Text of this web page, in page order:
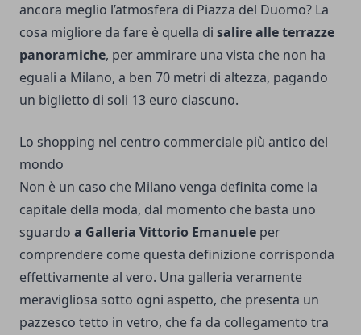
ancora meglio l’atmosfera di Piazza del Duomo? La
cosa migliore da fare è quella di salire alle terrazze
panoramiche, per ammirare una vista che non ha
eguali a Milano, a ben 70 metri di altezza, pagando
un biglietto di soli 13 euro ciascuno.
Lo shopping nel centro commerciale più antico del
mondo
Non è un caso che Milano venga definita come la
capitale della moda, dal momento che basta uno
sguardo a Galleria Vittorio Emanuele per
comprendere come questa definizione corrisponda
effettivamente al vero. Una galleria veramente
meravigliosa sotto ogni aspetto, che presenta un
pazzesco tetto in vetro, che fa da collegamento tra